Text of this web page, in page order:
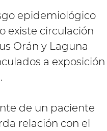
epidemiológico
existe circulación
Orán y Laguna
a exposición
de un paciente
relación con el